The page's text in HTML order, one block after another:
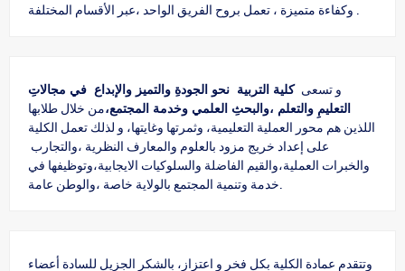
و تسعى كلية التربية نحو الجودةِ والتميز والإبداع في مجالاتِ
التعليمِ والتعلم ،والبحثِ العلمي وخدمة المجتمع،من خلال طلابها
اللذين هم محور العملية التعليمية، وثمرتها وغايتها، و لذلك تعمل الكلية
على إعداد خريج مزود بالعلوم والمعارف النظرية ،والتجارب
والخبرات العملية،والقيم الفاضلة والسلوكيات الايجابية،وتوظيفها في
وتتقدم عمادة الكلية بكل فخر و اعتزاز، بالشكر الجزيل للسادة أعضاء